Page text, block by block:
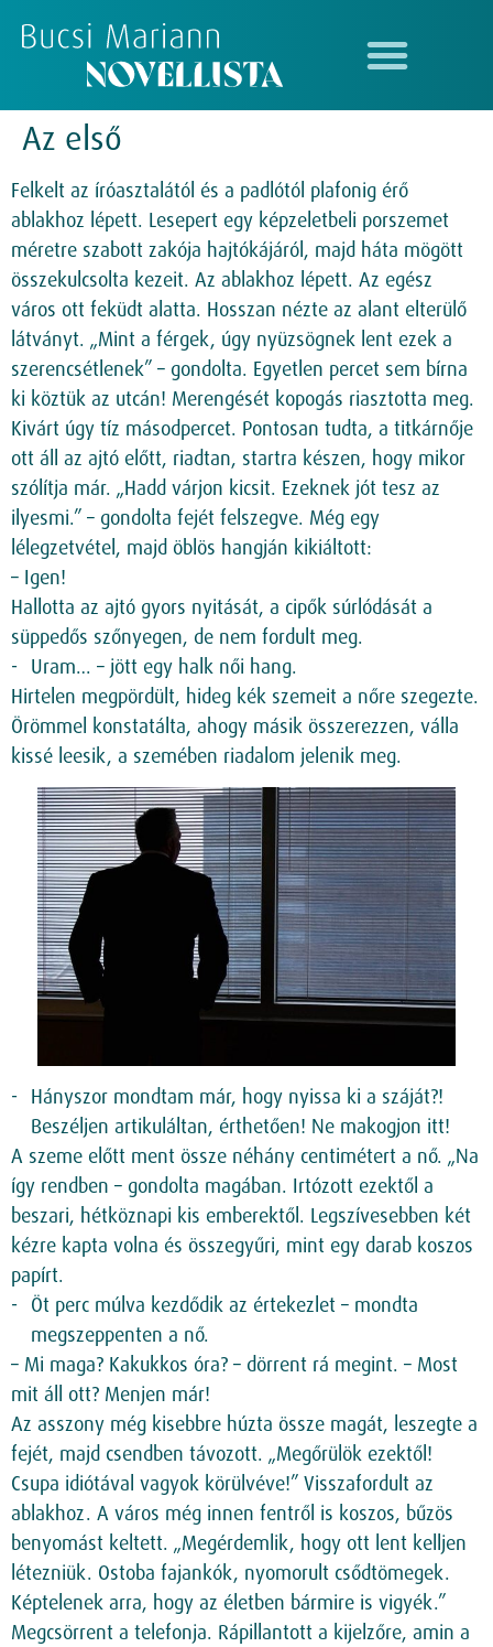
Az első
Felkelt az íróasztalától és a padlótól plafonig érő
ablakhoz lépett. Lesepert egy képzeletbeli porszemet
méretre szabott zakója hajtókájáról, majd háta mögött
összekulcsolta kezeit. Az ablakhoz lépett. Az egész
város ott feküdt alatta. Hosszan nézte az alant elterülő
látványt. „Mint a férgek, úgy nyüzsögnek lent ezek a
szerencsétlenek” – gondolta. Egyetlen percet sem bírna
ki köztük az utcán! Merengését kopogás riasztotta meg.
Kivárt úgy tíz másodpercet. Pontosan tudta, a titkárnője
ott áll az ajtó előtt, riadtan, startra készen, hogy mikor
szólítja már. „Hadd várjon kicsit. Ezeknek jót tesz az
ilyesmi.” – gondolta fejét felszegve. Még egy
lélegzetvétel, majd öblös hangján kikiáltott:
– Igen!
Hallotta az ajtó gyors nyitását, a cipők súrlódását a
süppedős szőnyegen, de nem fordult meg.
Uram… – jött egy halk női hang.
Hirtelen megpördült, hideg kék szemeit a nőre szegezte.
Örömmel konstatálta, ahogy másik összerezzen, válla
kissé leesik, a szemében riadalom jelenik meg.
Hányszor mondtam már, hogy nyissa ki a száját?!
Beszéljen artikuláltan, érthetően! Ne makogjon itt!
A szeme előtt ment össze néhány centimétert a nő. „Na
így rendben – gondolta magában. Irtózott ezektől a
beszari, hétköznapi kis emberektől. Legszívesebben két
kézre kapta volna és összegyűri, mint egy darab koszos
papírt.
Öt perc múlva kezdődik az értekezlet – mondta
megszeppenten a nő.
– Mi maga? Kakukkos óra? – dörrent rá megint. – Most
mit áll ott? Menjen már!
Az asszony még kisebbre húzta össze magát, leszegte a
fejét, majd csendben távozott. „Megőrülök ezektől!
Csupa idiótával vagyok körülvéve!” Visszafordult az
ablakhoz. A város még innen fentről is koszos, bűzös
benyomást keltett. „Megérdemlik, hogy ott lent kelljen
létezniük. Ostoba fajankók, nyomorult csődtömegek.
Képtelenek arra, hogy az életben bármire is vigyék.”
Megcsörrent a telefonja. Rápillantott a kijelzőre, amin a